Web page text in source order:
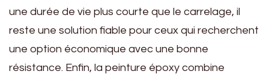
une durée de vie plus courte que le carrelage, il
reste une solution fiable pour ceux qui recherchent
une option économique avec une bonne
résistance. Enfin, la peinture époxy combine